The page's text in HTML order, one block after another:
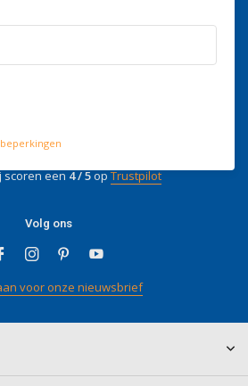
kantooruren bereikbaar op
onze klanten zeggen
scoren een4 / 5opTrustpilot
Volg ons
voor onze nieuwsbrief